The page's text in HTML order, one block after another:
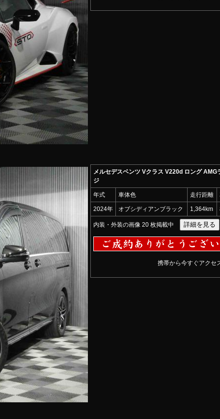
メルセデスベンツ Vクラス V220d ロング AMG
ジ
年式 車体色 走行距離
2024年 オブシディアンブラック 1,364km
内装・外装の画像 20 枚掲載中
携帯から今すぐアクセ